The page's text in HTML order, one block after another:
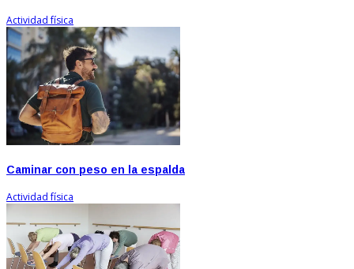
Actividad física
Caminar con peso en la espalda
Actividad física